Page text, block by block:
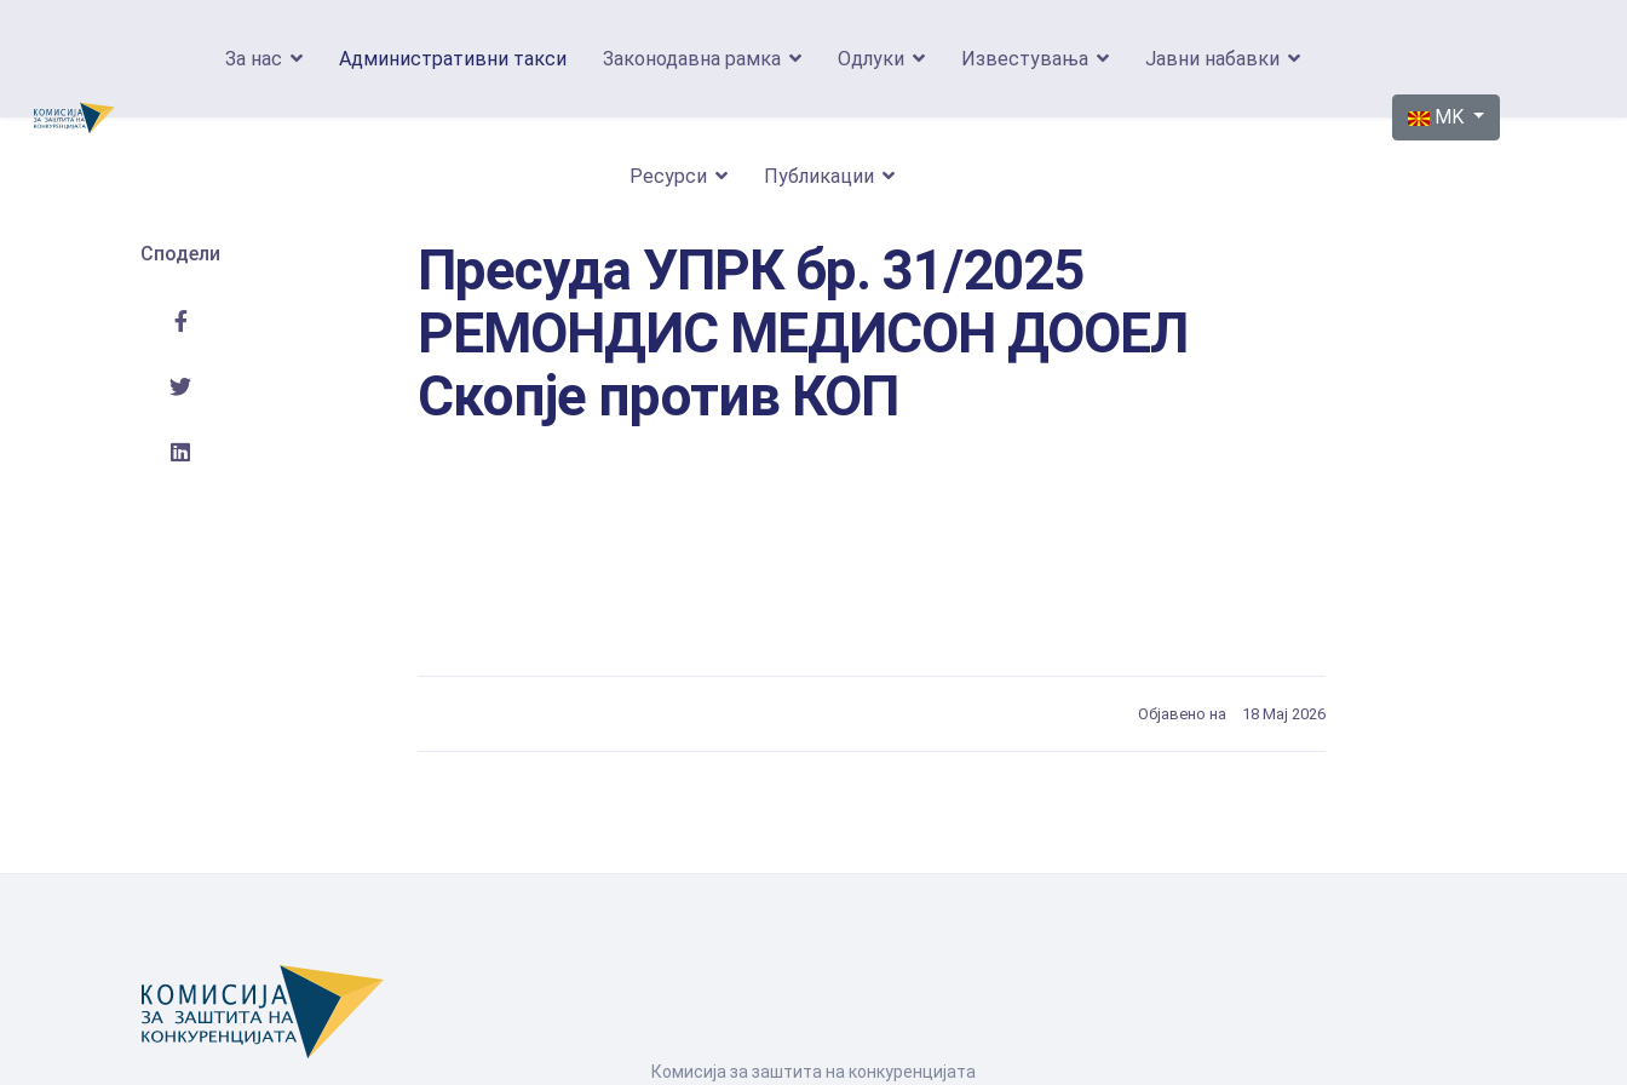
За нас Административни такси Законодавна рамка Одлуки Известувања Јавни набавки
Ресурси Публикации
Изберете го вашиот јазик
MK
Сподели
Пресуда УПРК бр. 31/2025
РЕМОНДИС МЕДИСОН ДООЕЛ
Скопје против КОП
Објавено на 18 Мај 2026
Комисија за заштита на конкуренцијата